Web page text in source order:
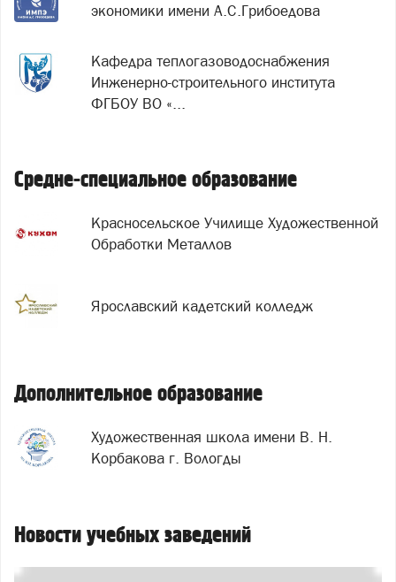
экономики имени А.С.Грибоедова
Кафедра теплогазоводоснабжения
Инженерно-строительного института
ФГБОУ ВО «...
Средне-специальное образование
Красносельское Училище Художественной
Обработки Металлов
Ярославский кадетский колледж
Дополнительное образование
Художественная школа имени В. Н.
Корбакова г. Вологды
Новости учебных заведений